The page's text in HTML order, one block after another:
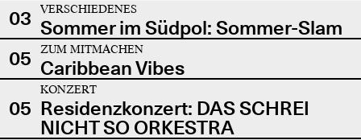
03
VERSCHIEDENES
Sommer im Südpol: Sommer-Slam
05
ZUM MITMACHEN
Caribbean Vibes
05
KONZERT
Residenzkonzert: DAS SCHREI
NICHT SO ORKESTRA